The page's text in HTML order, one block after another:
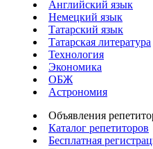
Английский язык
Немецкий язык
Татарский язык
Татарская литература
Технология
Экономика
ОБЖ
Астрономия
Объявления
Каталог репетиторов
Бесплатная